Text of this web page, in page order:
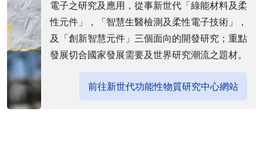
電子之研究及應用，從事新世代「綠能材料及柔
性元件」，「智慧生醫檢測及柔性電子技術」，
及「創新智慧元件」三個面向的開發研究；重點
發展切合國家發展需要及世界研究潮流之題材。
前往新世代功能性物質研究中心網站